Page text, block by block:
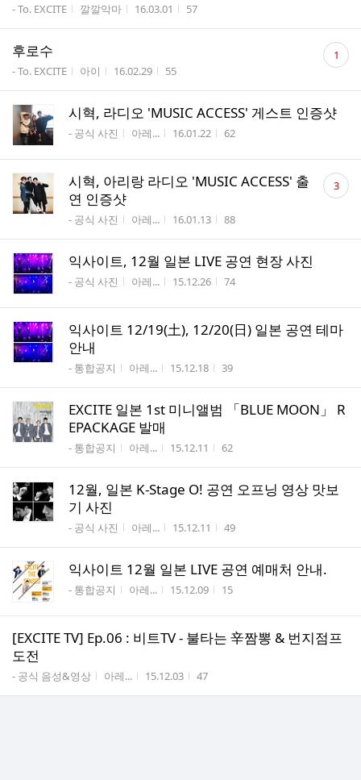
게시판명
- To. EXCITE 작성자
깔깔악마 작성시간
16.03.01 조회수
57
후로수
게시판명
- To. EXCITE 작성자
아이 작성시간
16.02.29 조회수
55
댓
글 1
시혁, 라디오 'MUSIC ACCESS' 게스트 인증샷
게시판명
- 공식 사진 작성자
아레... 작성시간
16.01.22 조회수
62
시혁, 아리랑 라디오 'MUSIC ACCESS' 출
연 인증샷
게시판명
- 공식 사진 작성자
아레... 작성시간
16.01.13 조회수
88
댓
글 3
익사이트, 12월 일본 LIVE 공연 현장 사진
게시판명
- 공식 사진 작성자
아레... 작성시간
15.12.26 조회수
74
익사이트 12/19(土), 12/20(日) 일본 공연 테마
안내
게시판명
- 통합공지 작성자
아레... 작성시간
15.12.18 조회수
39
EXCITE 일본 1st 미니앨범 「BLUE MOON」 R
EPACKAGE 발매
게시판명
- 통합공지 작성자
아레... 작성시간
15.12.11 조회수
62
12월, 일본 K-Stage O! 공연 오프닝 영상 맛보
기 사진
게시판명
- 공식 사진 작성자
아레... 작성시간
15.12.11 조회수
49
익사이트 12월 일본 LIVE 공연 예매처 안내.
게시판명
- 통합공지 작성자
아레... 작성시간
15.12.09 조회수
15
[EXCITE TV] Ep.06 : 비트TV - 불타는 辛짬뽕 & 번지점프
도전
게시판명
- 공식 음성&영상 작성자
아레... 작성시간
15.12.03 조회수
47